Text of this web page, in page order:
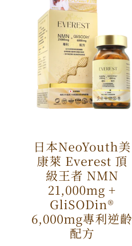
日本NeoYouth美
康萊 Everest 頂
級王者 NMN
21,000mg +
GliSODin®️
6,000mg專利逆齡
配方